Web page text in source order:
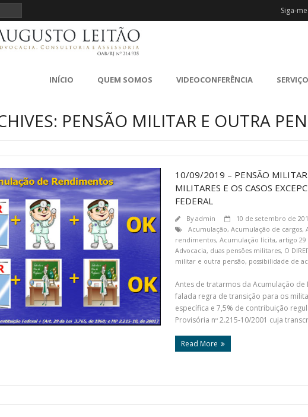
Siga-
INÍCIO QUEM SOMOS VIDEOCONFERÊNCIA
PENSÃO MILITAR E OUTRA
10/09/2019 – PENSÃO MILITAR
MILITARES E OS CASOS
FEDERAL
Byadmin 10 de setembro de
Acumulação, Acumulação de cargos,
rendimentos, Acumulação lícita, artigo 29
Advocacia, duas pensões militares, O
militar e outra pensão, possibilidade de
Antes de tratarmos da Acumulação
falada regra de transição para os
específica e 7,5% de contribuição
Provisória nº 2.215-10/2001 cuja
Read More